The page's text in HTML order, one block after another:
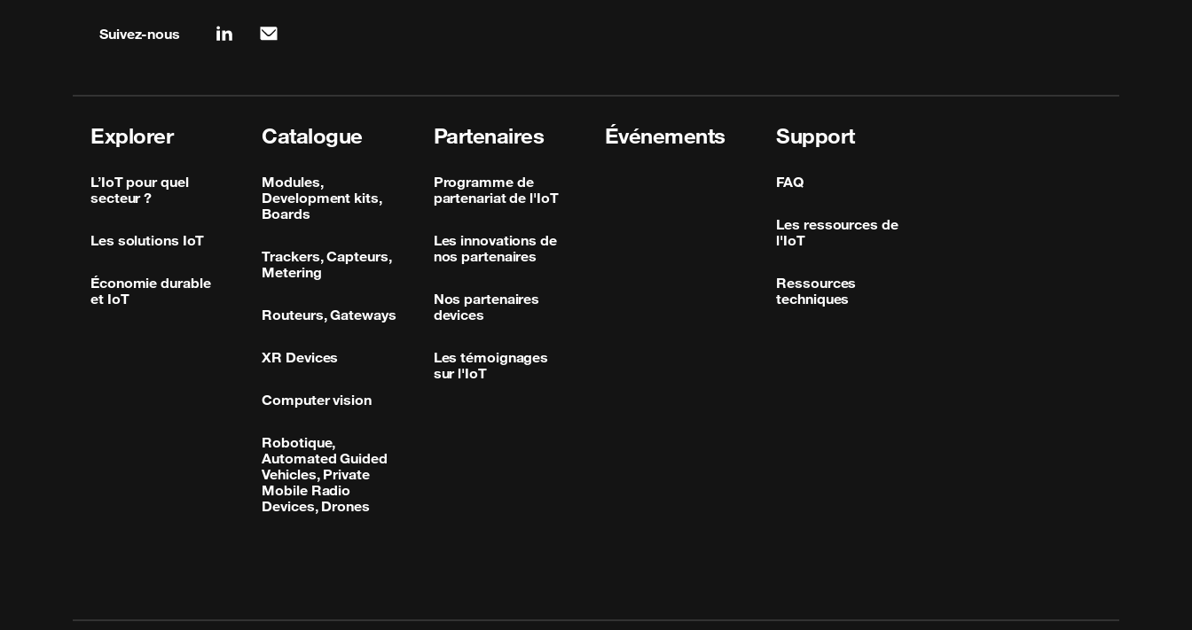
Suivez-nous linkedinmail
Explorer
L’IoT pour quel
secteur ?
Les solutions IoT
Économie durable
et IoT
Catalogue
Modules,
Development kits,
Boards
Trackers, Capteurs,
Metering
Routeurs, Gateways
XR Devices
Computer vision
Robotique,
Automated Guided
Vehicles, Private
Mobile Radio
Devices, Drones
Partenaires
Programme de
partenariat de l'IoT
Les innovations de
nos partenaires
Nos partenaires
devices
Les témoignages
sur l'IoT
Événements Support
FAQ
Les ressources de
l'IoT
Ressources
techniques